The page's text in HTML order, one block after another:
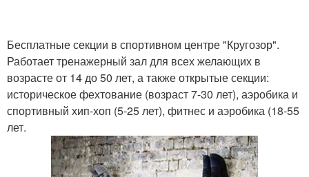
Бесплатные секции в спортивном центре "Кругозор".
Работает тренажерный зал для всех желающих в
возрасте от 14 до 50 лет, а также открытые секции:
историческое фехтование (возраст 7-30 лет), аэробика и
спортивный хип-хоп (5-25 лет), фитнес и аэробика (18-55
лет.